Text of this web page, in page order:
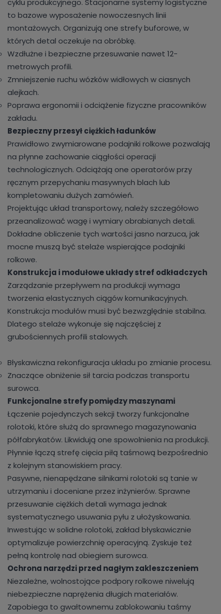
cyklu produkcyjnego. Stacjonarne systemy logistyczne
to bazowe wyposażenie nowoczesnych linii
montażowych. Organizują one strefy buforowe, w
których detal oczekuje na obróbkę.
Wzdłużne i bezpieczne przesuwanie nawet 12-
metrowych profili.
Zmniejszenie ruchu wózków widłowych w ciasnych
alejkach.
Poprawa ergonomii i odciążenie fizyczne pracowników
zakładu.
Bezpieczny przesył ciężkich ładunków
Prawidłowo zwymiarowane podajniki rolkowe pozwalają
na płynne zachowanie ciągłości operacji
technologicznych. Odciążają one operatorów przy
ręcznym przepychaniu masywnych blach lub
kompletowaniu dużych zamówień.
Projektując układ transportowy, należy szczegółowo
przeanalizować wagę i wymiary obrabianych detali.
Dokładne obliczenie tych wartości jasno narzuca, jak
mocne muszą być stelaże wspierające podajniki
rolkowe.
Konstrukcja i modułowe układy stref odkładczych
Zarządzanie przepływem na produkcji wymaga
tworzenia elastycznych ciągów komunikacyjnych.
Konstrukcja modułów musi być bezwzględnie stabilna.
Dlatego stelaże wykonuje się najczęściej z
grubościennych profili stalowych.
Błyskawiczna rekonfiguracja układu po zmianie procesu.
Znaczące obniżenie sił tarcia podczas transportu
surowca.
Funkcjonalne strefy pomiędzy maszynami
Łączenie pojedynczych sekcji tworzy funkcjonalne
rolotoki, które służą do sprawnego magazynowania
półfabrykatów. Likwidują one spowolnienia na produkcji.
Płynnie łączą strefę cięcia piłą taśmową bezpośrednio
z kolejnym stanowiskiem pracy.
Pasywne, nienapędzane silnikami rolotoki są tanie w
utrzymaniu i doceniane przez inżynierów. Sprawne
przesuwanie ciężkich detali wymaga jednak
systematycznego usuwania pyłu z ułożyskowania.
Inwestując w solidne rolotoki, zakład błyskawicznie
optymalizuje powierzchnię operacyjną. Zyskuje też
pełną kontrolę nad obiegiem surowca.
Ochrona narzędzi przed nagłym zakleszczeniem
Niezależne, wolnostojące podpory rolkowe niwelują
niebezpieczne naprężenia długich materiałów.
Zapobiega to gwałtownemu zablokowaniu taśmy